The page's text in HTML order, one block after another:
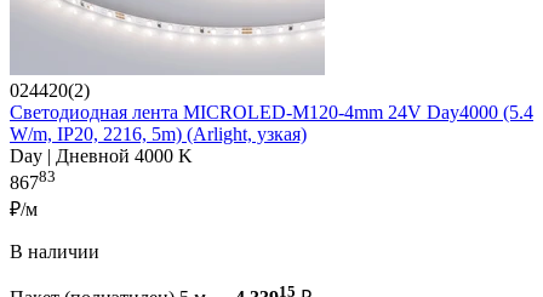
024420(2)
Светодиодная лента MICROLED-M120-4mm 24V Day4000 (5.4
W/m, IP20, 2216, 5m) (Arlight, узкая)
Day | Дневной 4000 K
86783
₽/м
В наличии
15